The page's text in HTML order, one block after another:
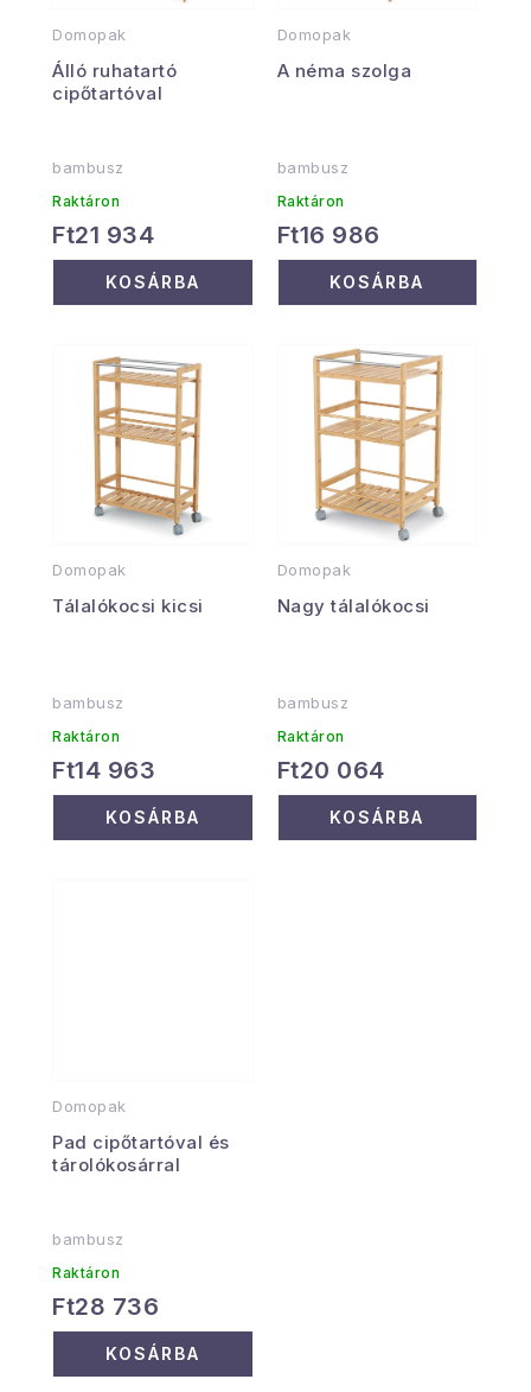
Domopak
Álló ruhatartó
cipőtartóval
bambusz
Raktáron
Ft21 934
KOSÁRBA
Domopak
A néma szolga
bambusz
Raktáron
Ft16 986
KOSÁRBA
Domopak
Tálalókocsi kicsi
bambusz
Raktáron
Ft14 963
KOSÁRBA
Domopak
Nagy tálalókocsi
bambusz
Raktáron
Ft20 064
KOSÁRBA
Domopak
Pad cipőtartóval és
tárolókosárral
bambusz
Raktáron
Ft28 736
KOSÁRBA